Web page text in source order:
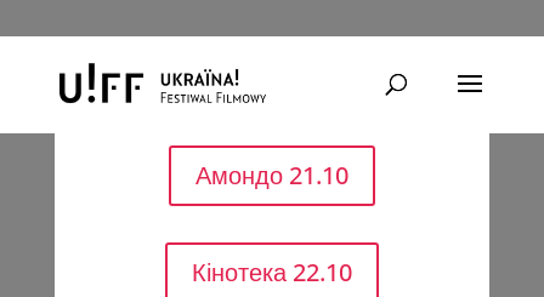
Амондо 21.10
Кінотека 22.10